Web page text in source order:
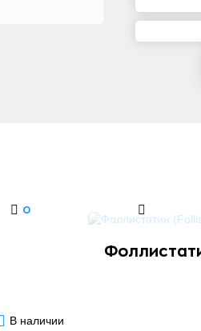
0
В наличии